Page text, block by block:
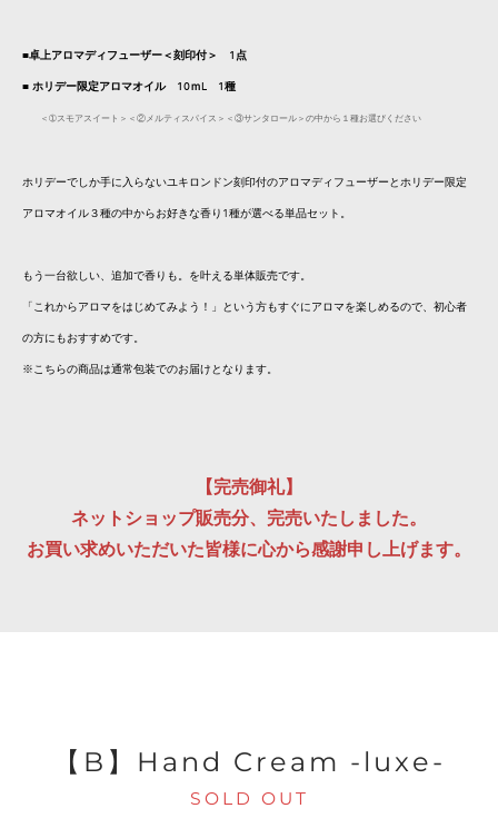
■卓上アロマディフューザー＜刻印付＞ 1点
■ ホリデー限定アロマオイル 10ｍL 1種
＜➀スモアスイート＞＜②メルティスパイス＞＜③サンタロール＞の中から１種お選びください
ホリデーでしか手に入らないユキロンドン刻印付のアロマディフューザーとホリデー限定
アロマオイル３種の中からお好きな香り1種が選べる単品セット。
もう一台欲しい、追加で香りも。を叶える単体販売です。
「これからアロマをはじめてみよう！」という方もすぐにアロマを楽しめるので、初心者
の方にもおすすめです。
※こちらの商品は通常包装でのお届けとなります。
【完売御礼】
​ネットショップ販売分、完売いたしました。
お買い求めいただいた皆様に心から感謝申し上げます。
【B】Hand Cream -luxe-
SOLD OUT